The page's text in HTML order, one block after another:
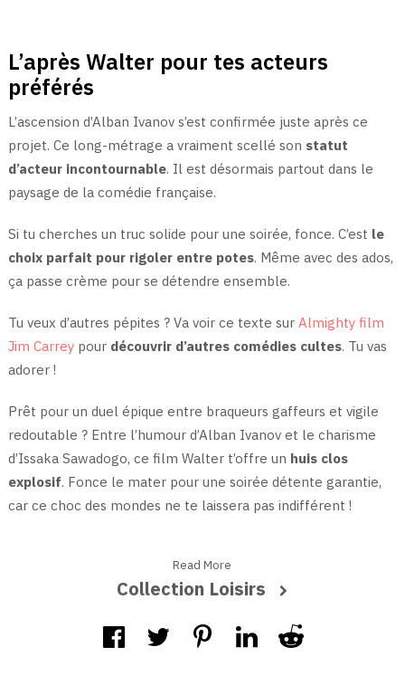
L’après Walter pour tes acteurs
préférés
L’ascension d’Alban Ivanov s’est confirmée juste après ce
projet. Ce long-métrage a vraiment scellé son statut
d’acteur incontournable. Il est désormais partout dans le
paysage de la comédie française.
Si tu cherches un truc solide pour une soirée, fonce. C’est le
choix parfait pour rigoler entre potes. Même avec des ados,
ça passe crème pour se détendre ensemble.
Tu veux d’autres pépites ? Va voir ce texte sur Almighty film
Jim Carreypour découvrir d’autres comédies cultes. Tu vas
adorer !
Prêt pour un duel épique entre braqueurs gaffeurs et vigile
redoutable ? Entre l’humour d’Alban Ivanov et le charisme
d’Issaka Sawadogo, ce film Walter t’offre un huis clos
explosif. Fonce le mater pour une soirée détente garantie,
car ce choc des mondes ne te laissera pas indifférent !
Read More
Collection Loisirs